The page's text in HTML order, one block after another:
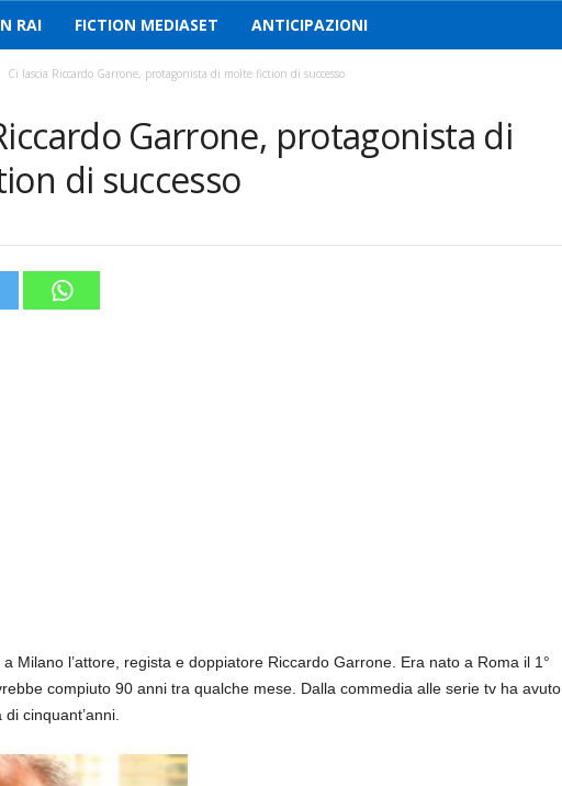
RAI FICTION MEDIASET ANTICIPAZIONI
Ci lascia Riccardo Garrone, protagonista di molte fiction di successo
Garrone, protagonista di
di successo
a Milano l’attore, regista e doppiatore Riccardo Garrone. Era nato a Roma il 1°
compiuto 90 anni tra qualche mese. Dalla commedia alle serie tv ha avuto
cinquant’anni.